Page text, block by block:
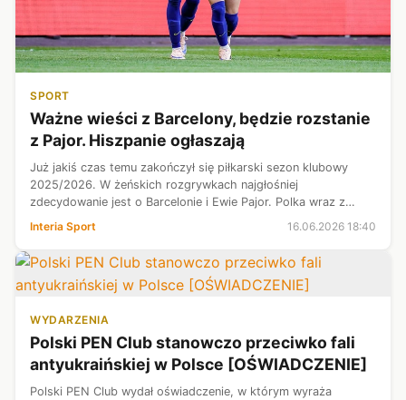
SPORT
Ważne wieści z Barcelony, będzie rozstanie
z Pajor. Hiszpanie ogłaszają
Już jakiś czas temu zakończył się piłkarski sezon klubowy
2025/2026. W żeńskich rozgrywkach najgłośniej
zdecydowanie jest o Barcelonie i Ewie Pajor. Polka wraz z
drużyną wygrała wszystko, co było do wygrania i była jedną z
najjaśniejszych postaci. Zd...
Interia Sport 16.06.2026 18:40
WYDARZENIA
Polski PEN Club stanowczo przeciwko fali
antyukraińskiej w Polsce [OŚWIADCZENIE]
Polski PEN Club wydał oświadczenie, w którym wyraża